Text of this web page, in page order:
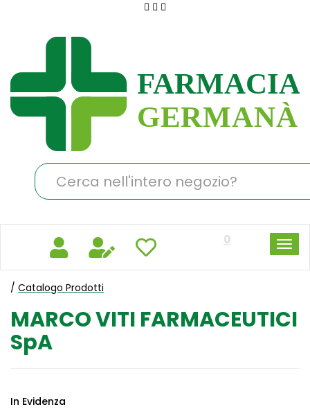
principale
Germanà
Cerca
Prodotto
0
/ Catalogo Prodotti
MARCO VITI FARMACEUTICI
SpA
In Evidenza